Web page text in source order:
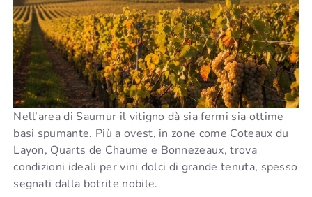
Nell’area di Saumur il vitigno dà sia fermi sia ottime
basi spumante. Più a ovest, in zone come Coteaux du
Layon, Quarts de Chaume e Bonnezeaux, trova
condizioni ideali per vini dolci di grande tenuta, spesso
segnati dalla botrite nobile.